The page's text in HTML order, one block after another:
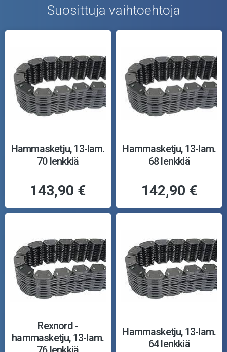
Suosittuja vaihtoehtoja
Hammasketju, 13-lam.
70 lenkkiä
143,90 €
Hammasketju, 13-lam.
68 lenkkiä
142,90 €
Rexnord -
hammasketju, 13-lam.
Hammasketju, 13-lam.
64 lenkkiä